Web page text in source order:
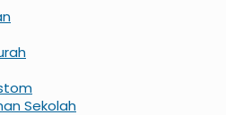
Sekolah